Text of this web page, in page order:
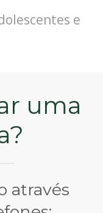
e
uma
através